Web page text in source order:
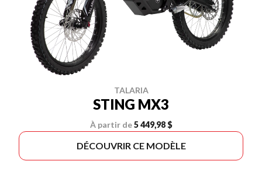
TALARIA
STING MX3
À partir de 5 449,98 $
DÉCOUVRIR CE MODÈLE